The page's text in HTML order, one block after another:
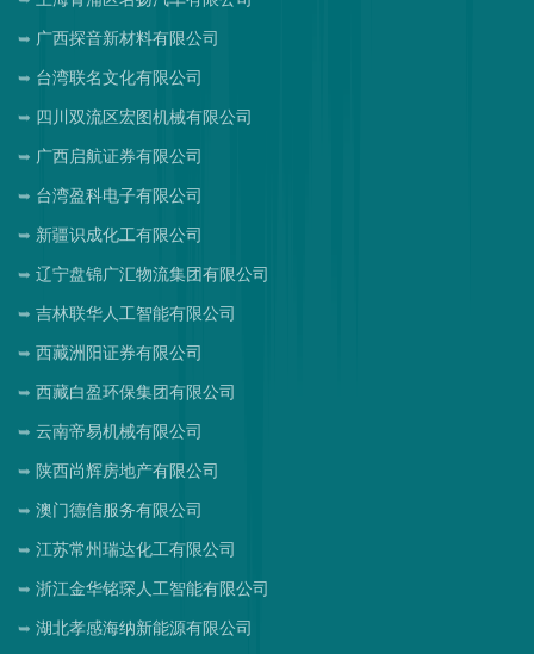
广西探音新材料有限公司
台湾联名文化有限公司
四川双流区宏图机械有限公司
广西启航证券有限公司
台湾盈科电子有限公司
新疆识成化工有限公司
辽宁盘锦广汇物流集团有限公司
吉林联华人工智能有限公司
西藏洲阳证券有限公司
西藏白盈环保集团有限公司
云南帝易机械有限公司
陕西尚辉房地产有限公司
澳门德信服务有限公司
江苏常州瑞达化工有限公司
浙江金华铭琛人工智能有限公司
湖北孝感海纳新能源有限公司